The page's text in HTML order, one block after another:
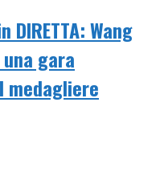
DIRETTA: Wang
gara
medagliere